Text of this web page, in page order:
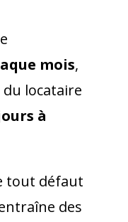
mois,
locataire
à
tout défaut
des